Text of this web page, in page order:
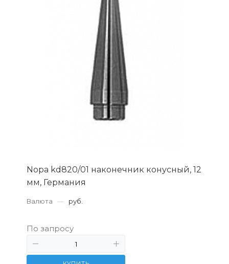
Nopa kd820/01 наконечник конусный, 12
мм, Германия
Валюта — руб.
По запросу